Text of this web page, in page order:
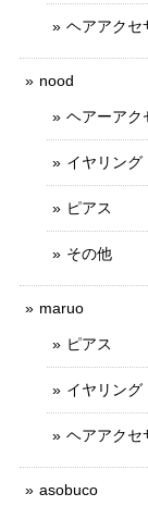
ヘアアクセ
nood
ヘアーアク
イヤリング
ピアス
その他
maruo
ピアス
イヤリング
ヘアアクセ
asobuco